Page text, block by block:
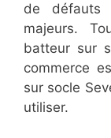
de défauts
majeurs.
batteur sur
commerce
sur socle
utiliser.